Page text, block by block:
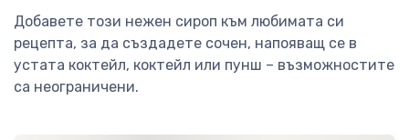
Добавете този нежен сироп към любимата си
рецепта, за да създадете сочен, напояващ се в
устата коктейл, коктейл или пунш – възможностите
са неограничени.